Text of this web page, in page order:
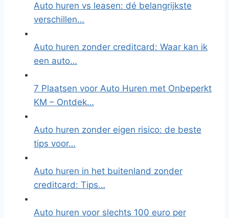
Auto huren vs leasen: dé belangrijkste
verschillen…
Auto huren zonder creditcard: Waar kan ik
een auto…
7 Plaatsen voor Auto Huren met Onbeperkt
KM – Ontdek…
Auto huren zonder eigen risico: de beste
tips voor…
Auto huren in het buitenland zonder
creditcard: Tips…
Auto huren voor slechts 100 euro per